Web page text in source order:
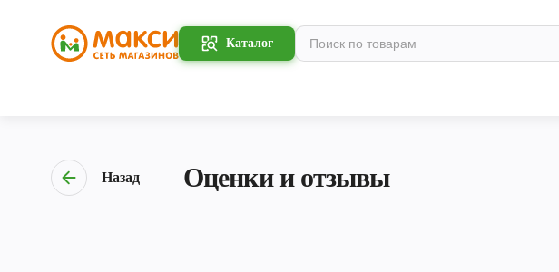
Каталог
Назад Оценки и отзывы